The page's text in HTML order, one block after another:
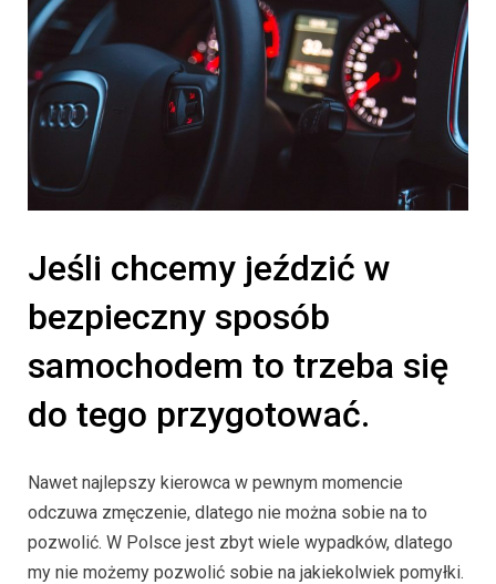
Jeśli chcemy jeździć w
bezpieczny sposób
samochodem to trzeba się
do tego przygotować.
Nawet najlepszy kierowca w pewnym momencie
odczuwa zmęczenie, dlatego nie można sobie na to
pozwolić. W Polsce jest zbyt wiele wypadków, dlatego
my nie możemy pozwolić sobie na jakiekolwiek pomyłki.